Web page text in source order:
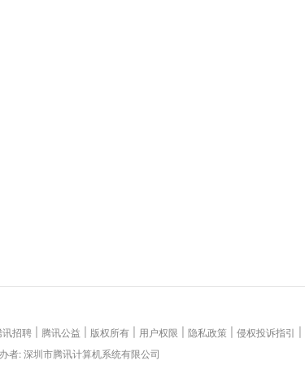
讯招聘 腾讯公益 版权所有 用户权限 隐私政策 侵权投诉指引
者: 深圳市腾讯计算机系统有限公司